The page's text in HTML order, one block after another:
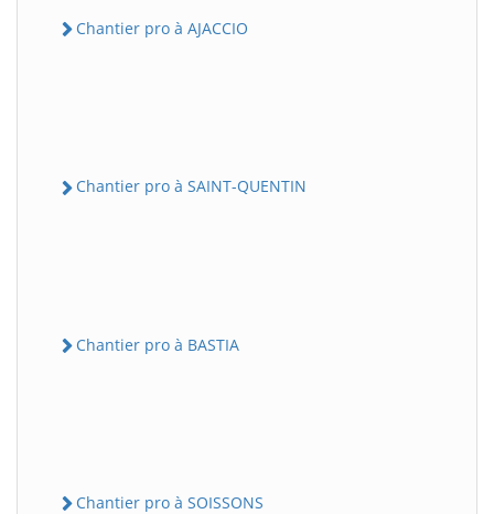
Chantier pro à AJACCIO
Chantier pro à SAINT-QUENTIN
Chantier pro à BASTIA
Chantier pro à SOISSONS